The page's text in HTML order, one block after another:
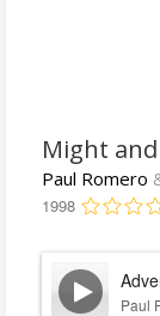
Paul Romero
1998
Paul